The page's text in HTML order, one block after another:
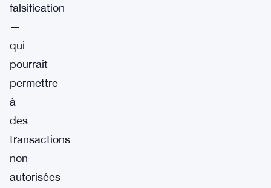
falsification
—
qui
pourrait
permettre
à
des
transactions
non
autorisées